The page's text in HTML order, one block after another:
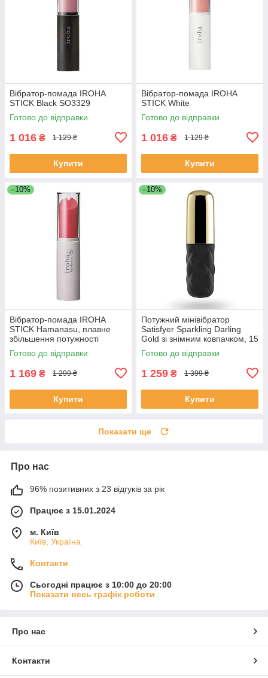
Вібратор-помада IROHA
STICK Black SO3329
Готово до відправки
1 016 ₴ 1 129 ₴
Купити
Вібратор-помада IROHA
STICK White
Готово до відправки
1 016 ₴ 1 129 ₴
Купити
–10%
Вібратор-помада IROHA
STICK Hamanasu, плавне
збільшення потужності
Готово до відправки
1 169 ₴ 1 299 ₴
Купити
–10%
Потужний мінівібратор
Satisfyer Sparkling Darling
Gold зі знімним ковпачком, 15
режимів роботи SO3106
Готово до відправки
1 259 ₴ 1 399 ₴
Купити
Показати ще
Про нас
96% позитивних з 23 відгуків за рік
Працює з 15.01.2024
м. Київ
Київ, Україна
Контакти
Сьогодні працює з 10:00 до 20:00
Показати весь графік роботи
Про нас
Контакти